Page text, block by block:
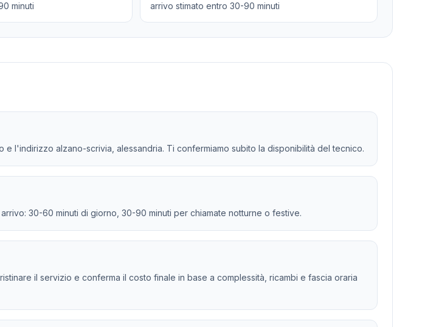
minuti
arrivo stimato entro 30-90 minuti
l'indirizzo alzano-scrivia, alessandria. Ti confermiamo subito la disponibilità del tecnico.
30-60 minuti di giorno, 30-90 minuti per chiamate notturne o festive.
il servizio e conferma il costo finale in base a complessità, ricambi e fascia oraria